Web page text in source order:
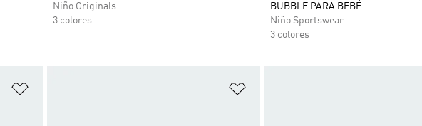
Niño Originals
3 colores
BUBBLE PARA BEBÉ
Niño Sportswear
3 colores